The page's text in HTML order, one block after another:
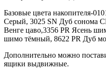
Базовые цвета накопителя-
Серый, 3025 SN Дуб сонома
Венге цаво,3356 PR Ясень
шимо тёмный, 8622 PR Дуб
Дополнительно можно
ящики выдвижные.